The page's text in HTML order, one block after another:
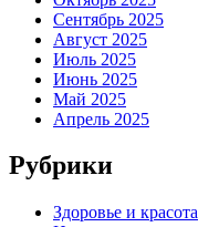
Сентябрь 2025
Август 2025
Июль 2025
Июнь 2025
Май 2025
Апрель 2025
Рубрики
Здоровье и красота